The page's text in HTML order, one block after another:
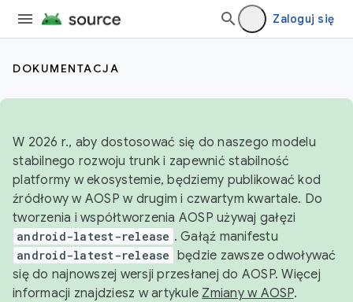
Zaloguj się
DOKUMENTACJA
W 2026 r., aby dostosować się do naszego modelu
stabilnego rozwoju trunk i zapewnić stabilność
platformy w ekosystemie, będziemy publikować kod
źródłowy w AOSP w drugim i czwartym kwartale. Do
tworzenia i współtworzenia AOSP używaj gałęzi
android-latest-release . Gałąź manifestu
android-latest-release będzie zawsze odwoływać
się do najnowszej wersji przesłanej do AOSP. Więcej
informacji znajdziesz w artykule Zmiany w AOSP.